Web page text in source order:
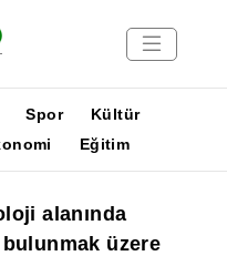
Spor
Kültür
Eğitim
alanında
üzere